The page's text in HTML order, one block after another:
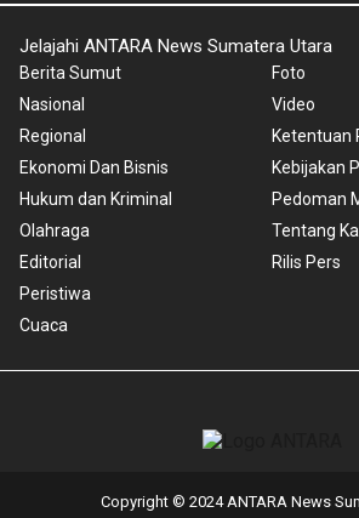
Jelajahi ANTARA News Sumatera Utara
Berita Sumut
Nasional
Regional
Ekonomi Dan Bisnis
Hukum dan Kriminal
Olahraga
Editorial
Peristiwa
Cuaca
Foto
Video
Ketentuan
Kebijakan
Pedoman
Tentang
Rilis Pers
Copyright © 2024 ANTARA News